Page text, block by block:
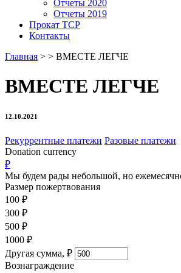
Отчеты 2020
Отчеты 2019
Прокат ТСР
Контакты
Главная > > ВМЕСТЕ ЛЕГЧЕ
ВМЕСТЕ ЛЕГЧЕ
12.10.2021
Рекуррентные платежи Разовые платежи
Donation currency
₽
Мы будем рады небольшой, но
Размер пожертвования
100 ₽
300 ₽
500 ₽
1000 ₽
Другая сумма, ₽
Вознаграждение